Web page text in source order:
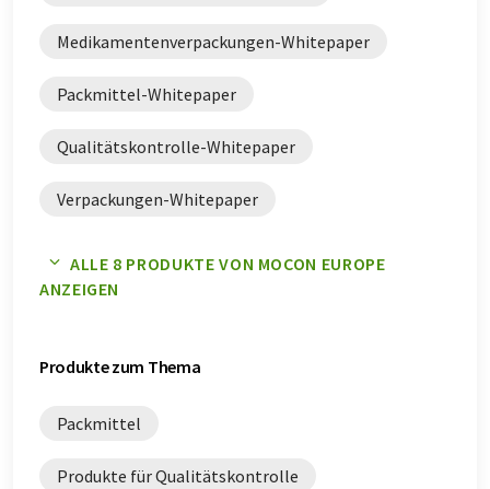
Medikamentenverpackungen-Whitepaper
Packmittel-Whitepaper
Qualitätskontrolle-Whitepaper
Verpackungen-Whitepaper
Verpackungsmaterialien-Whitepaper
ALLE 8 PRODUKTE VON MOCON EUROPE
ANZEIGEN
Produkte zum Thema
Packmittel
Produkte für Qualitätskontrolle